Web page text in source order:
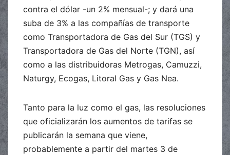
contra el dólar -un 2% mensual-; y dará una
suba de 3% a las compañías de transporte
como Transportadora de Gas del Sur (TGS) y
Transportadora de Gas del Norte (TGN), así
como a las distribuidoras Metrogas, Camuzzi,
Naturgy, Ecogas, Litoral Gas y Gas Nea.
Tanto para la luz como el gas, las resoluciones
que oficializarán los aumentos de tarifas se
publicarán la semana que viene,
probablemente a partir del martes 3 de